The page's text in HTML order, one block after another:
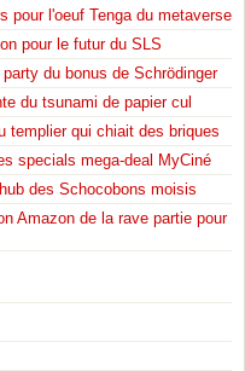
pour l'oeuf Tenga du metaverse
pour le futur du SLS
du bonus de Schrödinger
du tsunami de papier cul
templier qui chiait des briques
specials mega-deal MyCiné
des Schocobons moisis
Amazon de la rave partie pour